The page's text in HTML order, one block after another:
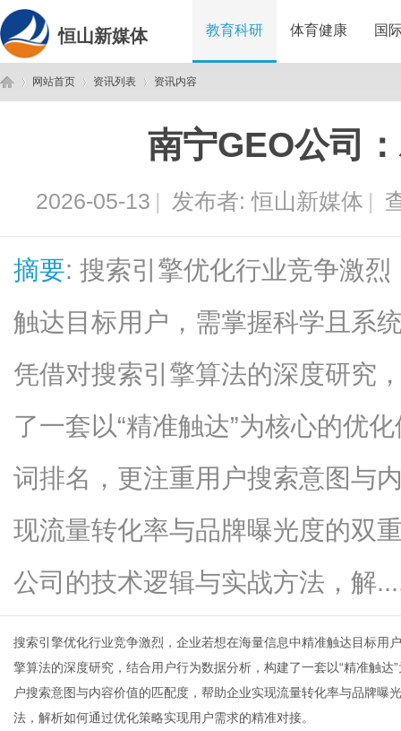
恒山新媒体 教育科研 体育健康 国
网站首页 资讯列表 资讯内容
南宁GEO公司
2026-05-13 | 发布者:恒山新媒体 |
摘要: 搜索引擎优化行业竞争激
触达目标用户，需掌握科学且系
凭借对搜索引擎算法的深度研究
了一套以“精准触达”为核心的优
词排名，更注重用户搜索意图与
现流量转化率与品牌曝光度的双
公司的技术逻辑与实战方法，解
搜索引擎优化行业竞争激烈，企业若想在海量信息中精准触达目标用
擎算法的深度研究，结合用户行为数据分析，构建了一套以“精准触
户搜索意图与内容价值的匹配度，帮助企业实现流量转化率与品牌
法，解析如何通过优化策略实现用户需求的精准对接。